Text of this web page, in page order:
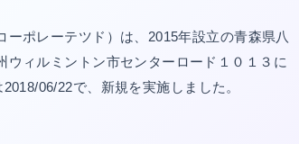
ポレーテツド）は、2015年設立の青森県八
ィルミントン市センターロード１０１３に
06/22で、新規を実施しました。